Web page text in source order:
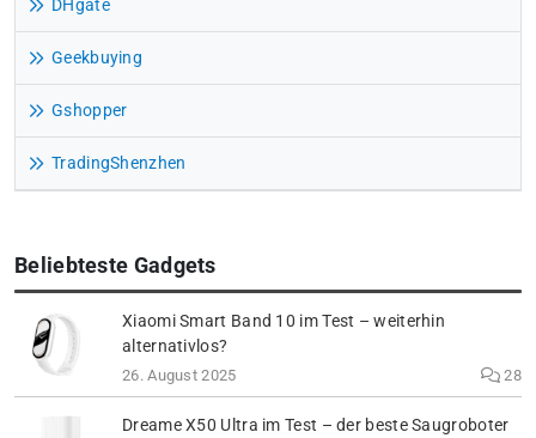
DHgate
Geekbuying
Gshopper
TradingShenzhen
Beliebteste Gadgets
Xiaomi Smart Band 10 im Test – weiterhin
alternativlos?
26. August 2025 28
Dreame X50 Ultra im Test – der beste Saugroboter